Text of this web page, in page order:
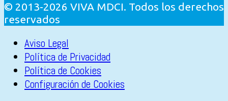
© 2013-2026 VIVA MDCI. Todos los derechos
reservados
Aviso Legal
Política de Privacidad
Política de Cookies
Configuración de Cookies